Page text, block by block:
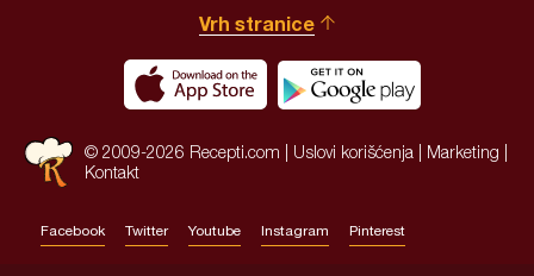
Vrh stranice
© 2009-2026 Recepti.com | Uslovi korišćenja Marketing
Kontakt
Facebook Twitter Youtube Instagram Pinterest